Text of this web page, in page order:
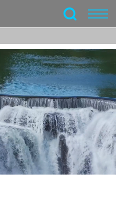
全文檢索